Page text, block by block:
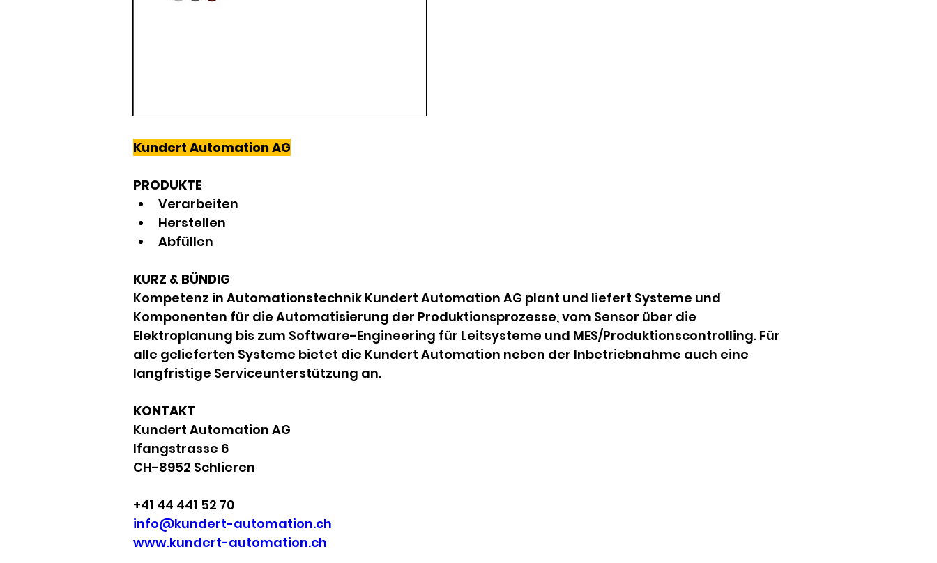
Kundert Automation AG
PRODUKTE
Verarbeiten
Herstellen
Abfüllen
KURZ & BÜNDIG
Kompetenz in Automationstechnik Kundert Automation AG plant und liefert Systeme und
Komponenten für die Automatisierung der Produktionsprozesse, vom Sensor über die
Elektroplanung bis zum Software-Engineering für Leitsysteme und MES/Produktionscontrolling. Für
alle gelieferten Systeme bietet die Kundert Automation neben der Inbetriebnahme auch eine
langfristige Serviceunterstützung an.
KONTAKT
Kundert Automation AG
Ifangstrasse 6
CH-8952 Schlieren
+41 44 441 52 70
info@kundert-automation.ch
www.kundert-automation.ch